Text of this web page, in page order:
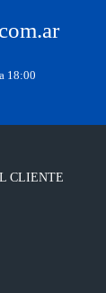
18:00
CLIENTE